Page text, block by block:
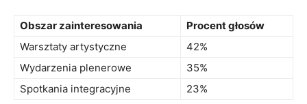
Obszar zainteresowania
Procent głosów
Warsztaty artystyczne
42%
Wydarzenia plenerowe
35%
Spotkania integracyjne
23%